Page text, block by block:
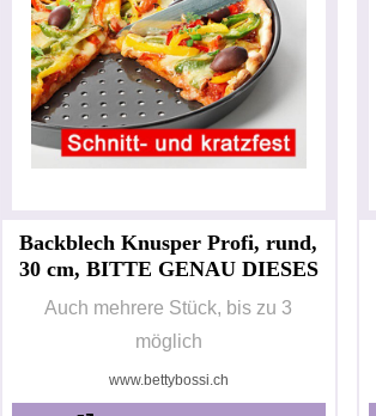
Backblech Knusper Profi, rund,
30 cm, BITTE GENAU DIESES
Auch mehrere Stück, bis zu 3
möglich
www.bettybossi.ch